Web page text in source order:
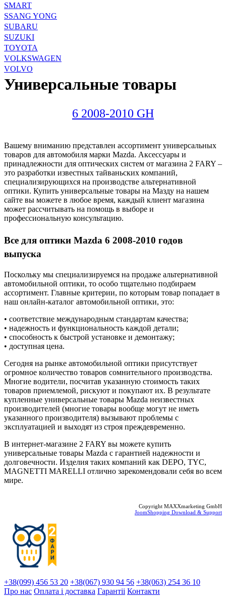
SMART
SSANG YONG
SUBARU
SUZUKI
TOYOTA
VOLKSWAGEN
VOLVO
Универсальные товары
6 2008-2010 GH
Вашему вниманию представлен ассортимент универсальных
товаров для автомобиля марки Mazda. Аксессуары и
принадлежности для оптических систем от магазина 2 FARY –
это разработки известных тайваньских компаний,
специализирующихся на производстве альтернативной
оптики. Купить универсальные товары на Мазду на нашем
сайте вы можете в любое время, каждый клиент магазина
может рассчитывать на помощь в выборе и
профессиональную консультацию.
Все для оптики Mazda 6 2008-2010 годов
выпуска
Поскольку мы специализируемся на продаже альтернативной
автомобильной оптики, то особо тщательно подбираем
ассортимент. Главные критерии, по которым товар попадает в
наш онлайн-каталог автомобильной оптики, это:
• соответствие международным стандартам качества;
• надежность и функциональность каждой детали;
• способность к быстрой установке и демонтажу;
• доступная цена.
Сегодня на рынке автомобильной оптики присутствует
огромное количество товаров сомнительного производства.
Многие водители, посчитав указанную стоимость таких
товаров приемлемой, рискуют и покупают их. В результате
купленные универсальные товары Mazda неизвестных
производителей (многие товары вообще могут не иметь
указанного производителя) вызывают проблемы с
эксплуатацией и выходят из строя преждевременно.
В интернет-магазине 2 FARY вы можете купить
универсальные товары Mazda с гарантией надежности и
долговечности. Изделия таких компаний как DEPO, TYC,
MAGNETTI MARELLI отлично зарекомендовали себя во всем
мире.
Copyright MAXXmarketing GmbH
JoomShopping Download & Support
+38(099) 456 53 20 +38(067) 930 94 56 +38(063) 254 36 10
Про нас Оплата і доставка Гарантіi Контакти